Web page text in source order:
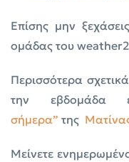
Επίσης μην
ομάδας του
Περισσότερα
την
σήμερα” της
Μείνετε